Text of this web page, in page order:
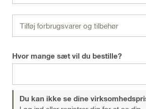
Tilføj forbrugsvarer og tilbehør
Hvor mange sæt vil du bestille?
Du kan ikke se dine